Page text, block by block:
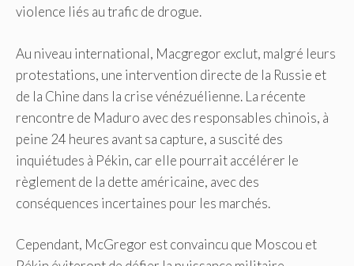
violence liés au trafic de drogue.
Au niveau international, Macgregor exclut, malgré leurs
protestations, une intervention directe de la Russie et
de la Chine dans la crise vénézuélienne. La récente
rencontre de Maduro avec des responsables chinois, à
peine 24 heures avant sa capture, a suscité des
inquiétudes à Pékin, car elle pourrait accélérer le
règlement de la dette américaine, avec des
conséquences incertaines pour les marchés.
Cependant, McGregor est convaincu que Moscou et